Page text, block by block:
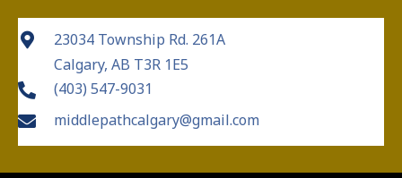
23034 Township Rd. 261A
Calgary, AB T3R 1E5
(403) 547-9031
middlepathcalgary@gmail.com